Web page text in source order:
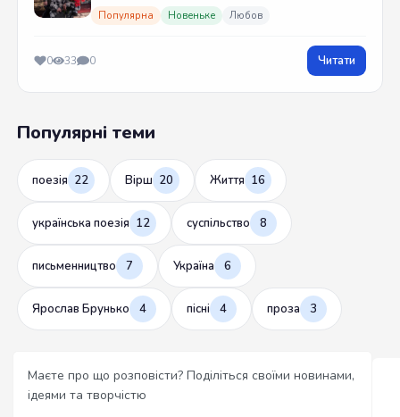
Популярна Новеньке Любов
0 33 0 Читати
Популярні теми
поезія 22 Вірш 20 Життя 16
українська поезія 12 суспільство 8
письменництво 7 Україна 6
Ярослав Брунько 4 пісні 4 проза 3
Маєте про що розповісти? Поділіться своїми новинами,
ідеями та творчістю